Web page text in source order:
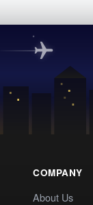
COMPANY
About Us